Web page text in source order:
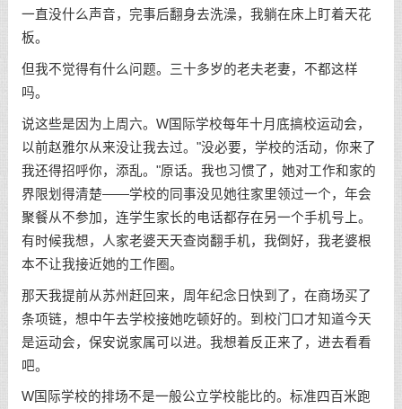
一直没什么声音，完事后翻身去洗澡，我躺在床上盯着天花
板。
但我不觉得有什么问题。三十多岁的老夫老妻，不都这样
吗。
说这些是因为上周六。W国际学校每年十月底搞校运动会，
以前赵雅尔从来没让我去过。"没必要，学校的活动，你来了
我还得招呼你，添乱。"原话。我也习惯了，她对工作和家的
界限划得清楚——学校的同事没见她往家里领过一个，年会
聚餐从不参加，连学生家长的电话都存在另一个手机号上。
有时候我想，人家老婆天天查岗翻手机，我倒好，我老婆根
本不让我接近她的工作圈。
那天我提前从苏州赶回来，周年纪念日快到了，在商场买了
条项链，想中午去学校接她吃顿好的。到校门口才知道今天
是运动会，保安说家属可以进。我想着反正来了，进去看看
吧。
W国际学校的排场不是一般公立学校能比的。标准四百米跑